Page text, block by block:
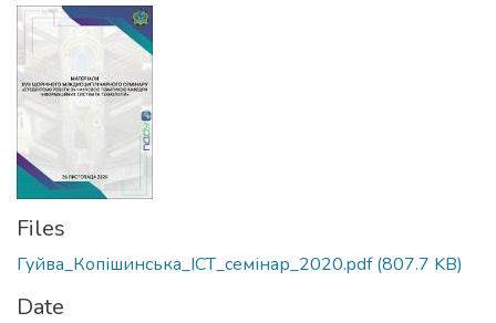
Files
Гуйва_Копішинська_ІСТ_семінар_2020.pdf(807.7 KB)
Date